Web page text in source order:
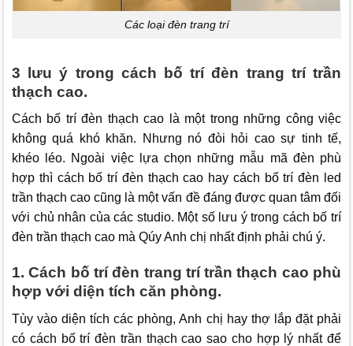
Các loại đèn trang trí
3 lưu ý trong cách bố trí đèn trang trí trần
thạch cao.
Cách bố trí đèn thạch cao là một trong những công việc
không quá khó khăn. Nhưng nó đòi hỏi cao sự tinh tế,
khéo léo. Ngoài việc lựa chọn những mẫu mã đèn phù
hợp thì cách bố trí đèn thạch cao hay cách bố trí đèn led
trần thạch cao cũng là một vấn đề đáng được quan tâm đối
với chủ nhân của các studio. Một số lưu ý trong cách bố trí
đèn trần thạch cao mà Qúy Anh chị nhất định phải chú ý.
1. Cách bố trí đèn trang trí trần thạch cao phù
hợp với diện tích căn phòng.
Tùy vào diện tích các phòng, Anh chị hay thợ lắp đặt phải
có cách bố trí đèn trần thạch cao sao cho hợp lý nhất để